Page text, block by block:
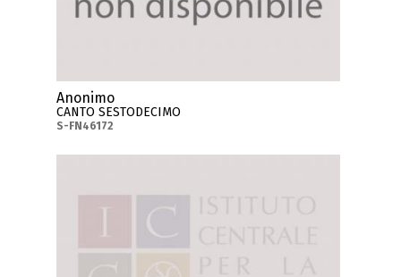
Anonimo
CANTO SESTODECIMO
S-FN46172